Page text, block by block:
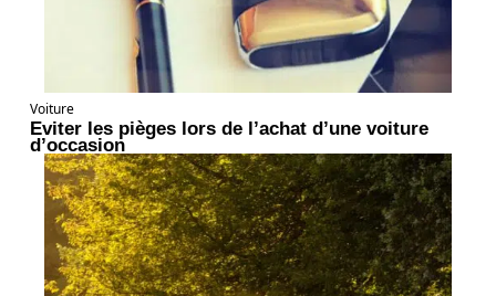
Voiture
Eviter les pièges lors de l’achat d’une voiture
d’occasion